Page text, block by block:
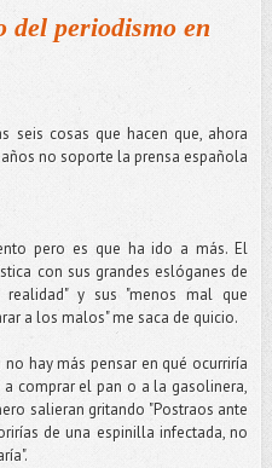
del periodismo en
seis cosas que hacen que, ahora
no soporte la prensa española
pero es que ha ido a más. El
con sus grandes eslóganes de
y sus "menos mal que
a los malos" me saca de quicio.
hay más pensar en qué ocurriría
comprar el pan o a la gasolinera,
salieran gritando "Postraos ante
de una espinilla infectada, no